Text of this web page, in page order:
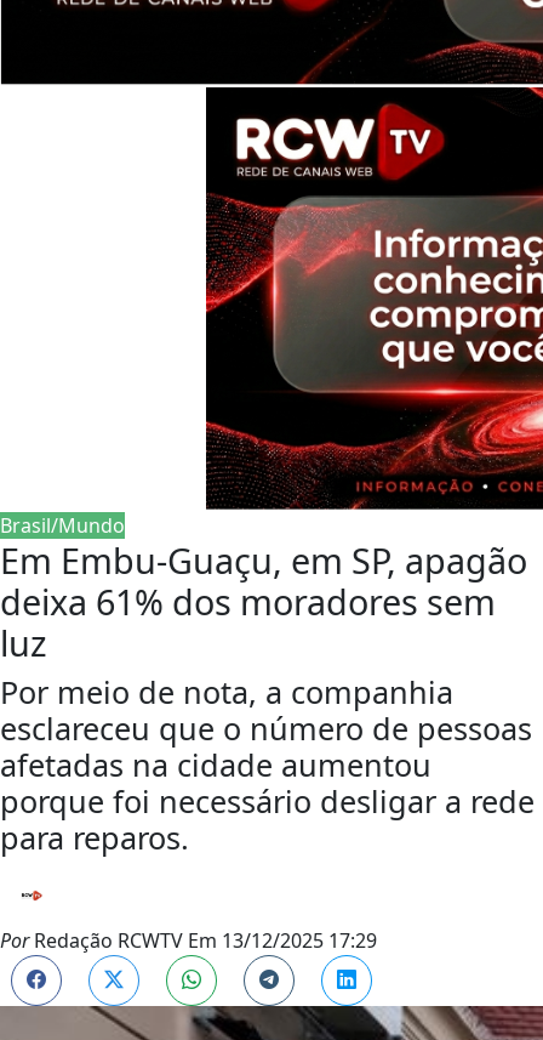
Brasil/Mundo
Em Embu-Guaçu, em SP, apagão
deixa 61% dos moradores sem
luz
Por meio de nota, a companhia
esclareceu que o número de pessoas
afetadas na cidade aumentou
porque foi necessário desligar a rede
para reparos.
PorRedação RCWTV Em 13/12/2025 17:29